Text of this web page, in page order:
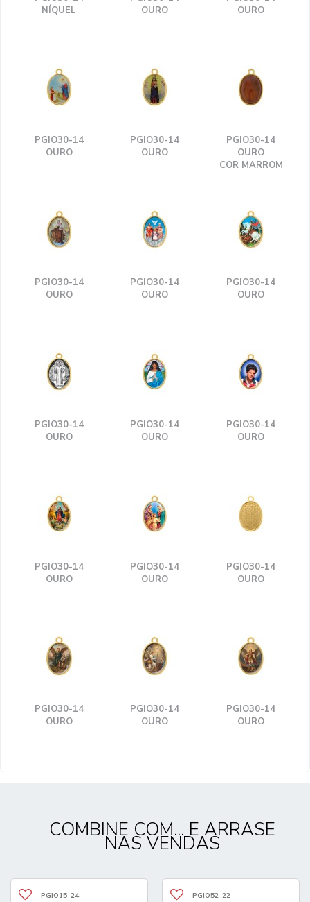
NÍQUEL
OURO
OURO
PGIO30-14
OURO
PGIO30-14
OURO
PGIO30-14
OURO
COR MARROM
PGIO30-14
OURO
PGIO30-14
OURO
PGIO30-14
OURO
PGIO30-14
OURO
PGIO30-14
OURO
PGIO30-14
OURO
PGIO30-14
OURO
PGIO30-14
OURO
PGIO30-14
OURO
PGIO30-14
OURO
PGIO30-14
OURO
PGIO30-14
OURO
COMBINE COM... E ARRASE
NAS VENDAS
PGIO15-24 PGIO52-22